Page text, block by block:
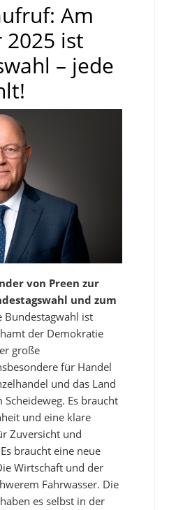
Am
2025 ist
– jede
von Preen zur
und zum
Bundestagwahl ist
der Demokratie
große
für Handel
und das Land
Es braucht
und eine klare
Zuversicht und
braucht eine neue
Wirtschaft und der
Fahrwasser. Die
es selbst in der